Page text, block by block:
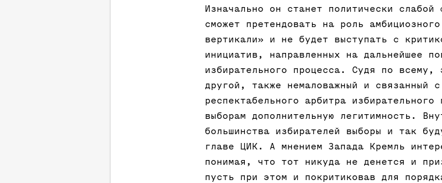
Изначально он станет политически
сможет претендовать на роль
вертикали» и не будет выступать с
инициатив, направленных на дальнейшее
избирательного процесса. Судя по всему,
другой, также немаловажный и связанный
респектабельного арбитра
выборам дополнительную легитимность.
большинства избирателей выборы и так
главе ЦИК. А мнением Запада Кремль
понимая, что тот никуда не денется и
пусть при этом и покритиковав для